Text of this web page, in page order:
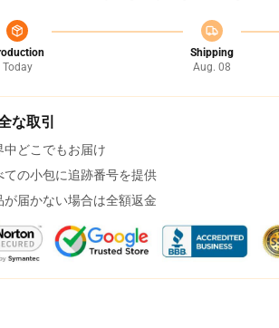
Today
Shipping
Aug. 08
な取引
中どこでもお届け
ての小包に追跡番号を提供
が届かない場合は全額返金